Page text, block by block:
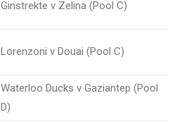
Ginstrekte v Zelina (Pool C)
Lorenzoni v Douai (Pool C)
Waterloo Ducks v Gaziantep (Pool
D)